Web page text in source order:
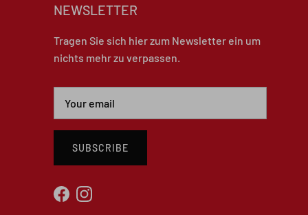
NEWSLETTER
Tragen Sie sich hier zum Newsletter ein um
nichts mehr zu verpassen.
SUBSCRIBE
FacebookInstagram